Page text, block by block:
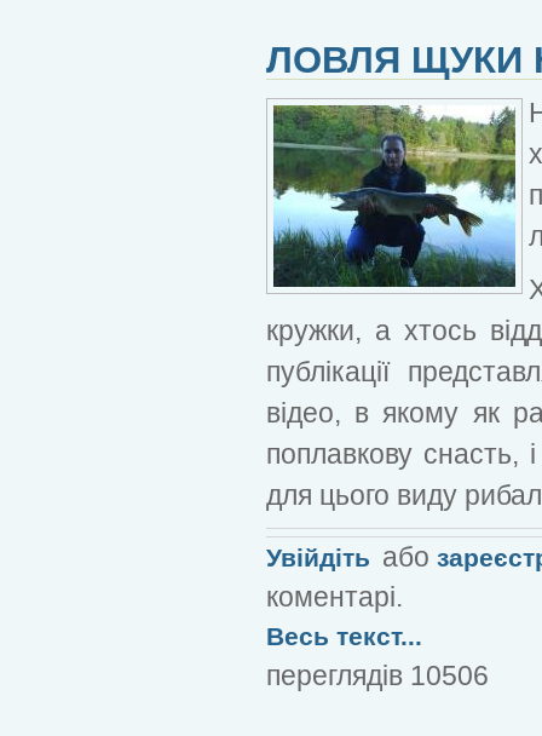
ЛОВЛЯ ЩУКИ
кружки, а хтось
публікації
відео, в якому як
поплавкову снасть,
для цього виду
Увійдіть або
коментарі.
Весь текст...
переглядів 10506